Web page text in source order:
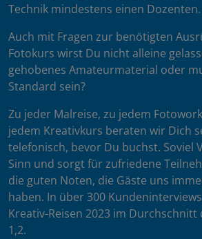
Technik mindestens einen Dozenten.
Auch mit Fragen zur benötigten
Fotokurs wirst Du nicht alleine
gehobenes Amateurmaterial oder
Standard sein?
Zu jeder Malreise, zu jedem
jedem Kreativkurs beraten wir Dich
telefonisch, bevor Du buchst. Soviel
Sinn und sorgt für zufriedene
die guten Noten, die Gäste uns
haben. In über 300
Kreativ-Reisen 2023 im
1,2.